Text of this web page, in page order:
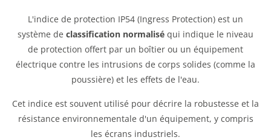
L'indice de protection IP54 (Ingress Protection) est un
système de classification normalisé qui indique le niveau
de protection offert par un boîtier ou un équipement
électrique contre les intrusions de corps solides (comme la
poussière) et les effets de l'eau.
Cet indice est souvent utilisé pour décrire la robustesse et la
résistance environnementale d'un équipement, y compris
les écrans industriels.